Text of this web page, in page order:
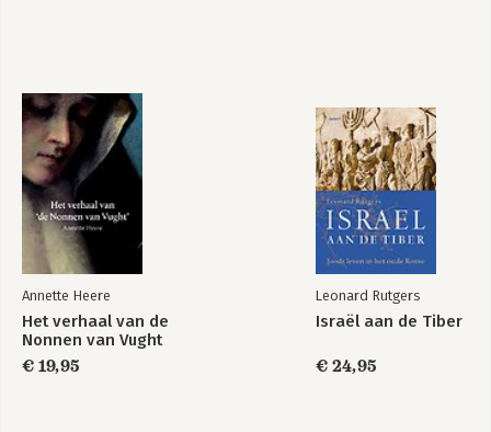
Annette Heere
Het verhaal van de
Nonnen van Vught
€ 19,95
Leonard Rutgers
Israël aan de Tiber
€ 24,95